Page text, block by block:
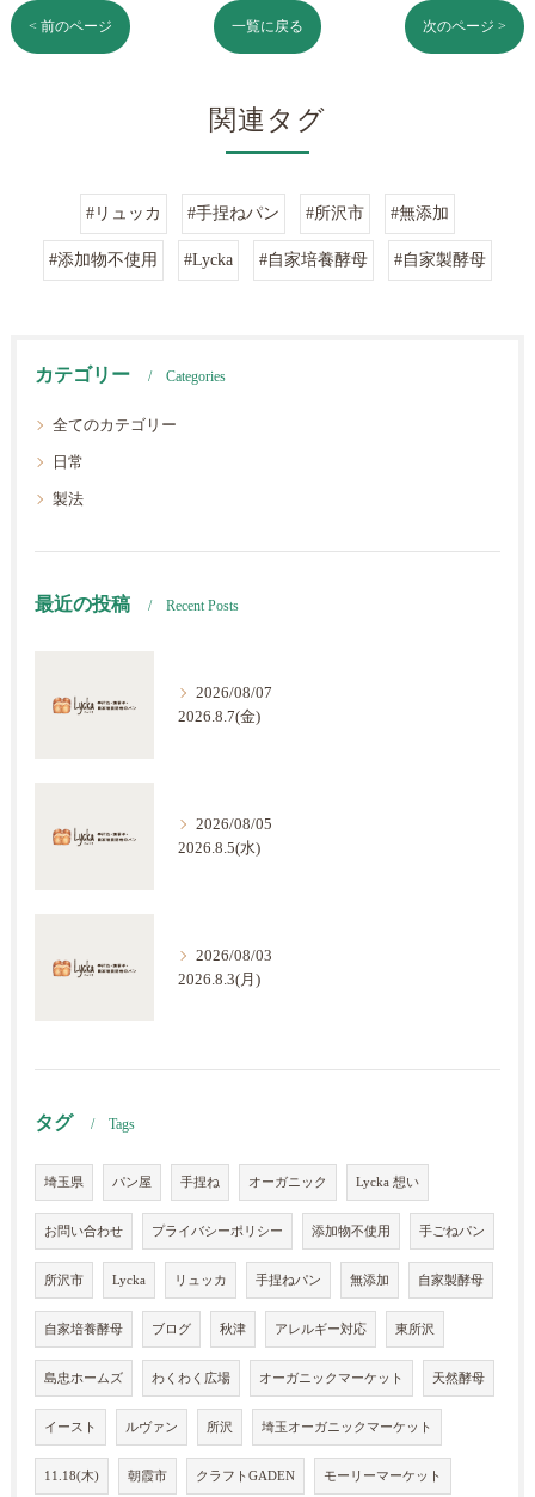
< 前のページ 一覧に戻る 次のページ >
関連タグ
#リュッカ #手捏ねパン #所沢市 #無添加
#添加物不使用 #Lycka #自家培養酵母 #自家製酵母
カテゴリー Categories
全てのカテゴリー
日常
製法
最近の投稿 Recent Posts
2026/08/07
2026.8.7(金)
2026/08/05
2026.8.5(水)
2026/08/03
2026.8.3(月)
タグ Tags
埼玉県 パン屋 手捏ね オーガニック Lycka 想い
お問い合わせ プライバシーポリシー 添加物不使用 手ごねパン
所沢市 Lycka リュッカ 手捏ねパン 無添加 自家製酵母
自家培養酵母 ブログ 秋津 アレルギー対応 東所沢
島忠ホームズ わくわく広場 オーガニックマーケット 天然酵母
イースト ルヴァン 所沢 埼玉オーガニックマーケット
11.18(木) 朝霞市 クラフトGADEN モーリーマーケット